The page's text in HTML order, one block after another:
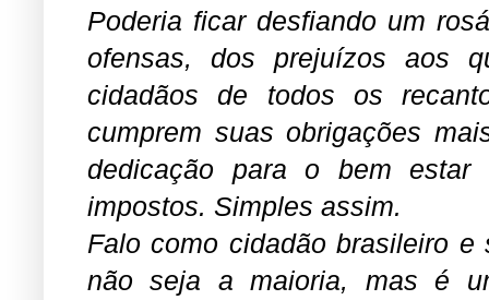
Poderia ficar desfiando um
ofensas, dos prejuízos aos
cidadãos de todos os
cumprem suas obrigações
dedicação para o bem
impostos. Simples assim.
Falo como cidadão brasileiro
não seja a maioria, mas é